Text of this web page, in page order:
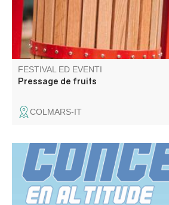
FESTIVAL ED EVENTI
Pressage de fruits
COLMARS-IT
Concert par Les Cigales engatsées
Toys ( reprises Rolling Stones).